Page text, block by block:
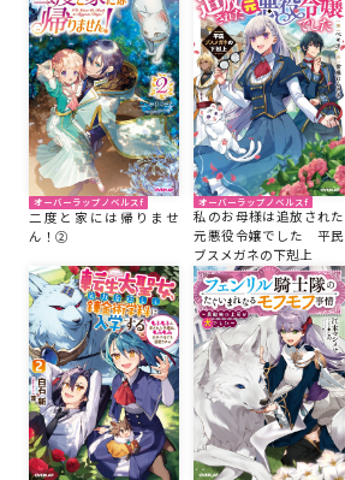
避します～
オーバーラップノベルスf
二度と家には帰りませ
ん！②
オーバーラップノベルスf
私のお母様は追放された
元悪役令嬢でした 平民
ブスメガネの下剋上